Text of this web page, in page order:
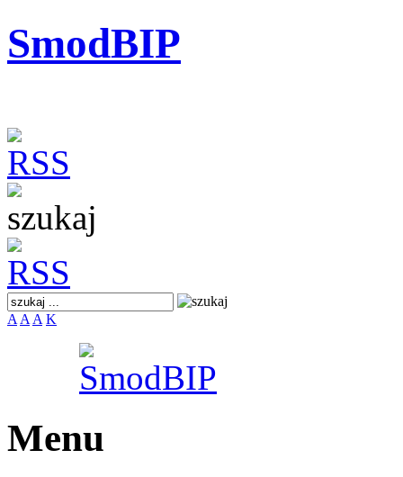
SmodBIP
A A A K
Menu